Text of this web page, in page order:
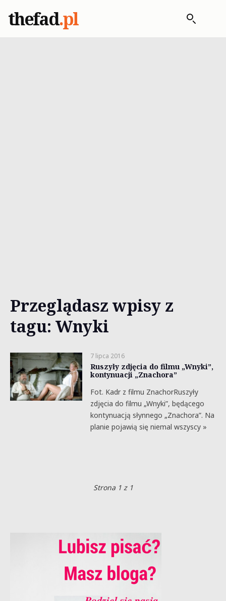
thefad.pl
Przeglądasz wpisy z
tagu: Wnyki
7 lipca 2016
Ruszyły zdjęcia do filmu „Wnyki”,
kontynuacji „Znachora”
Fot. Kadr z filmu ZnachorRuszyły
zdjęcia do filmu „Wnyki”, będącego
kontynuacją słynnego „Znachora”. Na
planie pojawią się niemal wszyscy »
Strona 1 z 1